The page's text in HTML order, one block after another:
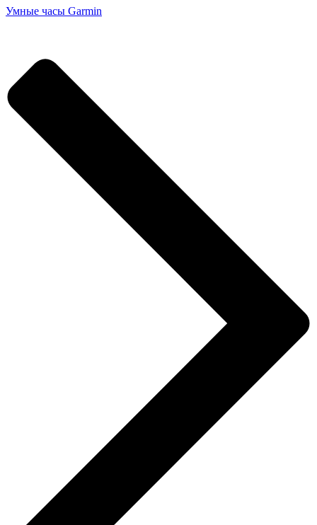
Умные часы Garmin